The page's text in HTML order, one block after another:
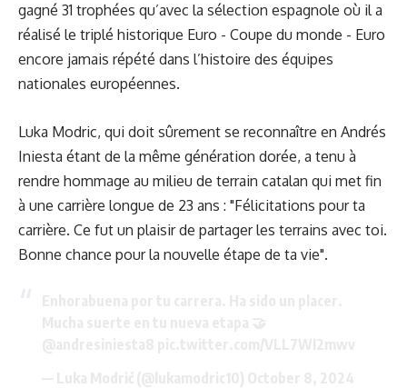
gagné 31 trophées qu’avec la sélection espagnole où il a
réalisé le triplé historique Euro - Coupe du monde - Euro
encore jamais répété dans l’histoire des équipes
nationales européennes.
Luka Modric, qui doit sûrement se reconnaître en Andrés
Iniesta étant de la même génération dorée, a tenu à
rendre hommage au milieu de terrain catalan qui met fin
à une carrière longue de 23 ans : "Félicitations pour ta
carrière. Ce fut un plaisir de partager les terrains avec toi.
Bonne chance pour la nouvelle étape de ta vie".